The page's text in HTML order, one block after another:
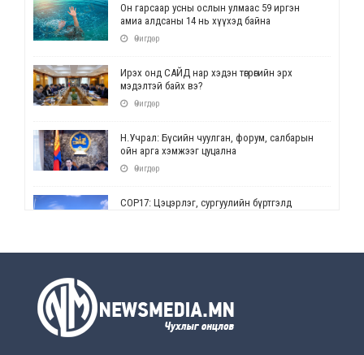
Он гарсаар усны ослын улмаас 59 иргэн
амиа алдсаны 14 нь хүүхэд байна
Өчигдөр
Ирэх онд САЙД нар хэдэн төгрөгийн эрх
мэдэлтэй байх вэ?
Өчигдөр
Н.Учрал: Бүсийн чуулган, форум, салбарын
ойн арга хэмжээг цуцална
Өчигдөр
СОР17: Цэцэрлэг, сургуулийн бүртгэлд
Өчигдөр